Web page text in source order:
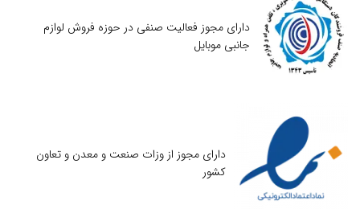
دارای مجوز فعالیت صنفی در حوزه فروش لوازم
جانبی موبایل
دارای مجوز از وزات صنعت و معدن و تعاون
کشور